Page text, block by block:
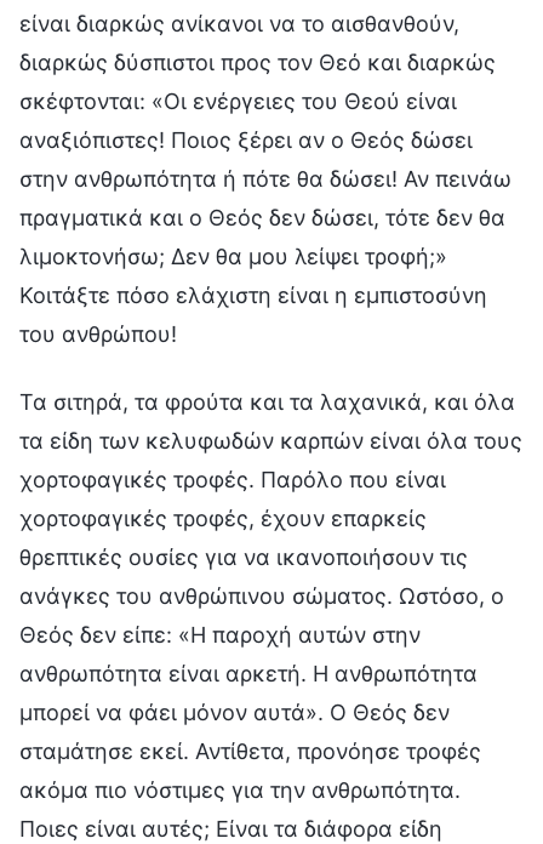
είναι διαρκώς ανίκανοι να το αισθανθούν,
διαρκώς δύσπιστοι προς τον Θεό και διαρκώς
σκέφτονται: «Οι ενέργειες του Θεού είναι
αναξιόπιστες! Ποιος ξέρει αν ο Θεός δώσει
στην ανθρωπότητα ή πότε θα δώσει! Αν πεινάω
πραγματικά και ο Θεός δεν δώσει, τότε δεν θα
λιμοκτονήσω; Δεν θα μου λείψει τροφή;»
Κοιτάξτε πόσο ελάχιστη είναι η εμπιστοσύνη
του ανθρώπου!
Τα σιτηρά, τα φρούτα και τα λαχανικά, και όλα
τα είδη των κελυφωδών καρπών είναι όλα τους
χορτοφαγικές τροφές. Παρόλο που είναι
χορτοφαγικές τροφές, έχουν επαρκείς
θρεπτικές ουσίες για να ικανοποιήσουν τις
ανάγκες του ανθρώπινου σώματος. Ωστόσο, ο
Θεός δεν είπε: «Η παροχή αυτών στην
ανθρωπότητα είναι αρκετή. Η ανθρωπότητα
μπορεί να φάει μόνον αυτά». Ο Θεός δεν
σταμάτησε εκεί. Αντίθετα, προνόησε τροφές
ακόμα πιο νόστιμες για την ανθρωπότητα.
Ποιες είναι αυτές; Είναι τα διάφορα είδη